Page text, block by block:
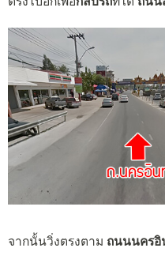
จากนั้นวิ่งตรงตาม ถนนนครอิ